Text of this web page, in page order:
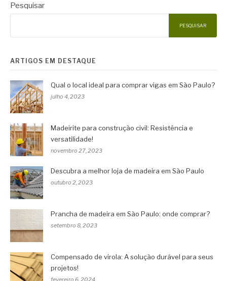
Pesquisar
PESQUISAR
ARTIGOS EM DESTAQUE
Qual o local ideal para comprar vigas em São Paulo?
julho 4, 2023
Madeirite para construção civil: Resistência e
versatilidade!
novembro 27, 2023
Descubra a melhor loja de madeira em São Paulo
outubro 2, 2023
Prancha de madeira em São Paulo: onde comprar?
setembro 8, 2023
Compensado de virola: A solução durável para seus
projetos!
fevereiro 6, 2024